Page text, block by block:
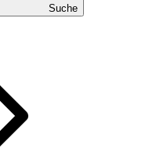
Suche